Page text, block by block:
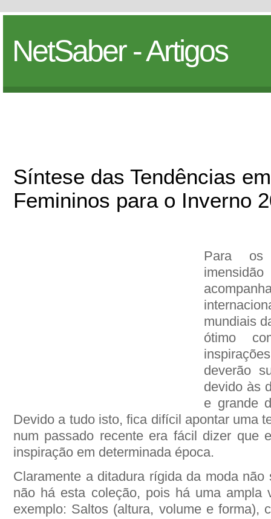
NetSaber - Artigos
Síntese das Tendências
Femininos para o Inverno
Para os
mundiais
ótimo
deverão
devido às
e grande
Devido a tudo isto, fica difícil apontar uma
num passado recente era fácil dizer que
inspiração em determinada época.
Claramente a ditadura rígida da moda
não há esta coleção, pois há uma ampla
exemplo: Saltos (altura, volume e forma),